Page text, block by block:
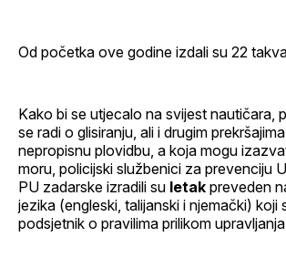
Od početka ove godine izdali su 22
Kako bi se utjecalo na svijest nautičara,
se radi o glisiranju, ali i drugim
nepropisnu plovidbu, a koja mogu
moru, policijski službenici za prevenciju
PU zadarske izradili su letak preveden
jezika (engleski, talijanski i njemački) koji
podsjetnik o pravilima prilikom